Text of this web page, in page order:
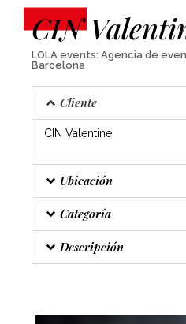
CIN
LOLA events: Agencia de
Barcelona
Cliente
CIN Valentine
Ubicación
Categoría
Descripción